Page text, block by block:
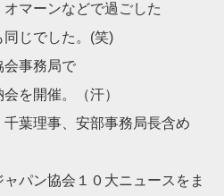
マーンなどで過ごした
じでした。(笑)
会事務局で
を開催。（汗）
葉理事、安部事務局長含め
パン協会１０大ニュースをま